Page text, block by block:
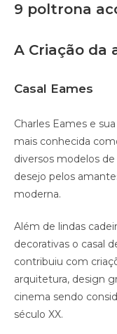
9 poltrona
A Criação da
Casal Eames
Charles Eames e
mais conhecida
diversos modelos
desejo pelos
moderna.
Além de lindas
decorativas o casal
contribuiu com
arquitetura, design
cinema sendo
século XX.